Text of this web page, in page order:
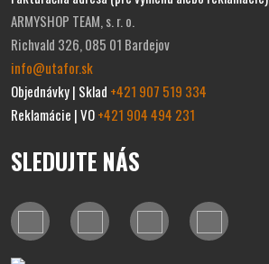
ARMYSHOP TEAM, s. r. o.
Richvald 326, 085 01 Bardejov
info@utafor.sk
Objednávky | Sklad +421 907 519 334
Reklamácie | VO+421 904 494 231
SLEDUJTE NÁS